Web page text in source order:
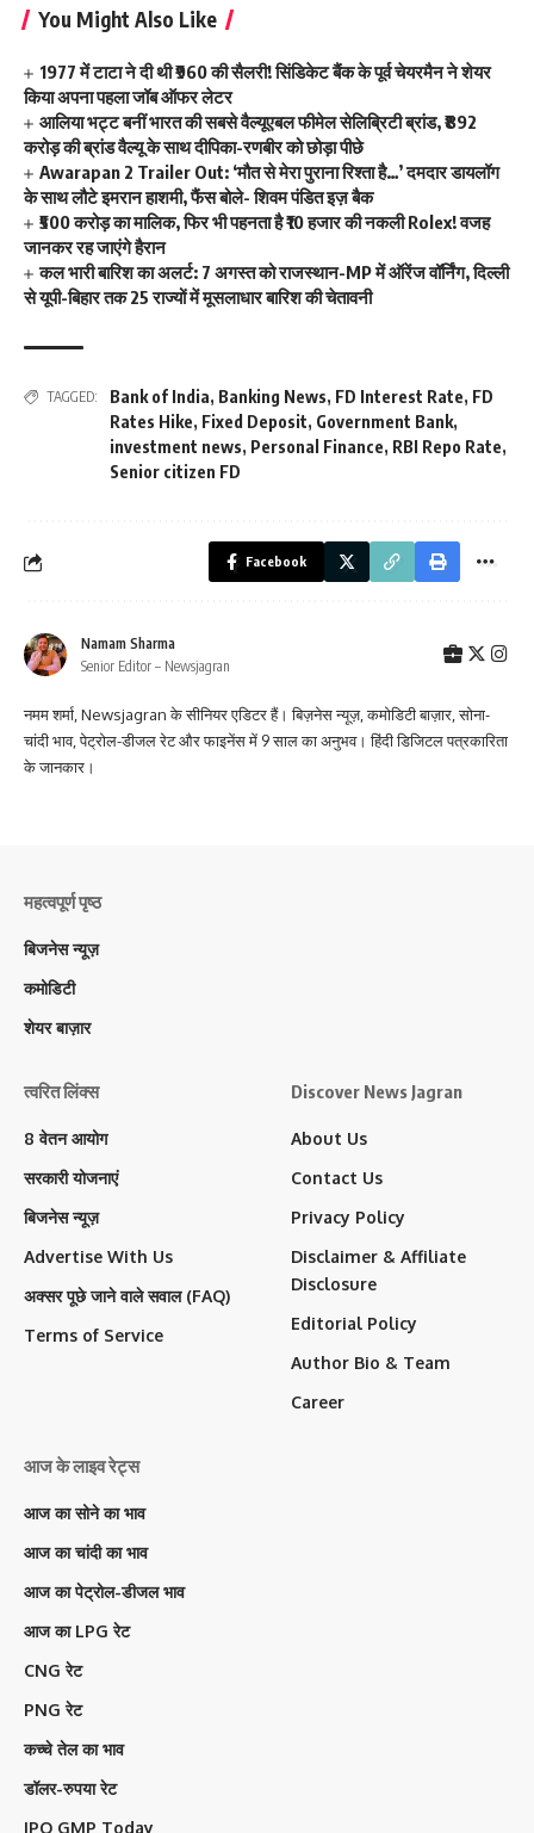
You Might Also Like
1977 में टाटा ने दी थी ₹960 की सैलरी! सिंडिकेट बैंक के पूर्व चेयरमैन ने शेयर
किया अपना पहला जॉब ऑफर लेटर
आलिया भट्ट बनीं भारत की सबसे वैल्यूएबल फीमेल सेलिब्रिटी ब्रांड, ₹892
करोड़ की ब्रांड वैल्यू के साथ दीपिका-रणबीर को छोड़ा पीछे
Awarapan 2 Trailer Out: ‘मौत से मेरा पुराना रिश्ता है…’ दमदार डायलॉग
के साथ लौटे इमरान हाशमी, फैंस बोले- शिवम पंडित इज़ बैक
₹500 करोड़ का मालिक, फिर भी पहनता है ₹10 हजार की नकली Rolex! वजह
जानकर रह जाएंगे हैरान
कल भारी बारिश का अलर्ट: 7 अगस्त को राजस्थान-MP में ऑरेंज वॉर्निंग, दिल्ली
से यूपी-बिहार तक 25 राज्यों में मूसलाधार बारिश की चेतावनी
TAGGED: Bank of India, Banking News, FD Interest Rate, FD
Rates Hike, Fixed Deposit, Government Bank,
investment news, Personal Finance, RBI Repo Rate,
Senior citizen FD
Facebook
Namam Sharma
Senior Editor – Newsjagran
नमम शर्मा, Newsjagran के सीनियर एडिटर हैं। बिज़नेस न्यूज़, कमोडिटी बाज़ार, सोना-
चांदी भाव, पेट्रोल-डीजल रेट और फाइनेंस में 9 साल का अनुभव। हिंदी डिजिटल पत्रकारिता
के जानकार।
महत्वपूर्ण पृष्ठ
बिजनेस न्यूज़
कमोडिटी
शेयर बाज़ार
त्वरित लिंक्स
8 वेतन आयोग
सरकारी योजनाएं
बिजनेस न्यूज़
Advertise With Us
अक्सर पूछे जाने वाले सवाल (FAQ)
Terms of Service
Discover News Jagran
About Us
Contact Us
Privacy Policy
Disclaimer & Affiliate
Disclosure
Editorial Policy
Author Bio & Team
Career
आज के लाइव रेट्स
आज का सोने का भाव
आज का चांदी का भाव
आज का पेट्रोल-डीजल भाव
आज का LPG रेट
CNG रेट
PNG रेट
कच्चे तेल का भाव
डॉलर-रुपया रेट
IPO GMP Today